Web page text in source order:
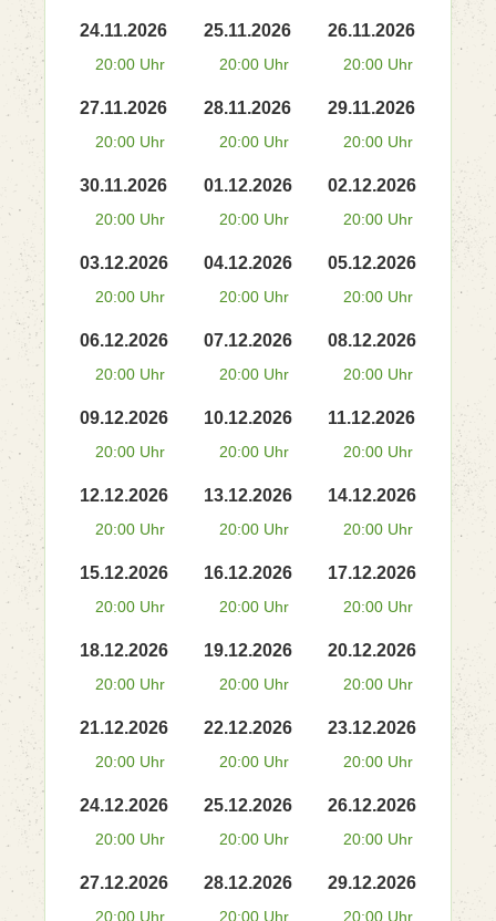
24.11.2026
20:00 Uhr
25.11.2026
20:00 Uhr
26.11.2026
20:00 Uhr
27.11.2026
20:00 Uhr
28.11.2026
20:00 Uhr
29.11.2026
20:00 Uhr
30.11.2026
20:00 Uhr
01.12.2026
20:00 Uhr
02.12.2026
20:00 Uhr
03.12.2026
20:00 Uhr
04.12.2026
20:00 Uhr
05.12.2026
20:00 Uhr
06.12.2026
20:00 Uhr
07.12.2026
20:00 Uhr
08.12.2026
20:00 Uhr
09.12.2026
20:00 Uhr
10.12.2026
20:00 Uhr
11.12.2026
20:00 Uhr
12.12.2026
20:00 Uhr
13.12.2026
20:00 Uhr
14.12.2026
20:00 Uhr
15.12.2026
20:00 Uhr
16.12.2026
20:00 Uhr
17.12.2026
20:00 Uhr
18.12.2026
20:00 Uhr
19.12.2026
20:00 Uhr
20.12.2026
20:00 Uhr
21.12.2026
20:00 Uhr
22.12.2026
20:00 Uhr
23.12.2026
20:00 Uhr
24.12.2026
20:00 Uhr
25.12.2026
20:00 Uhr
26.12.2026
20:00 Uhr
27.12.2026
20:00 Uhr
28.12.2026
20:00 Uhr
29.12.2026
20:00 Uhr